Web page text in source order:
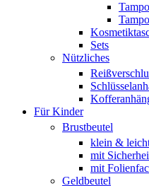
Sets
Nützliches
Für Kinder
Brustbeutel
klein &
mit
mit
Geldbeutel